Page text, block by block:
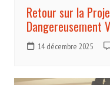
Retour sur la
Dangereusement
14 décembre 2025